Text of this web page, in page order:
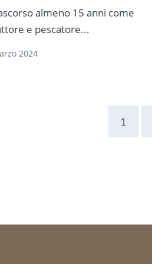
almeno 15 anni come
e pescatore...
2024
1